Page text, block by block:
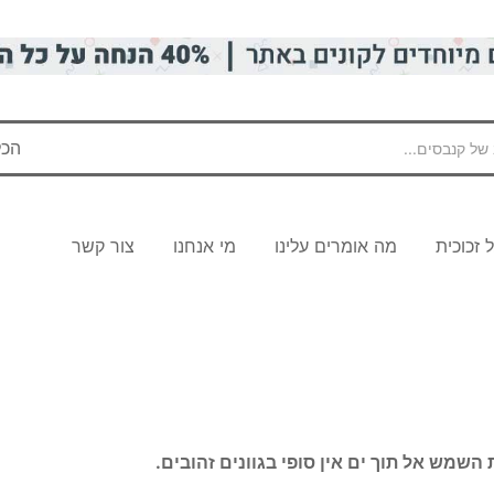
מה אומרים עלינו מי אנחנו צור קשר
אל תוך ים אין סופי בגוונים זהובים.